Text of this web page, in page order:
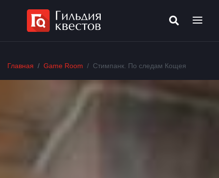
Главная Game Room Стимпанк. По следам Кощея